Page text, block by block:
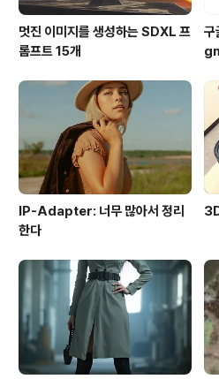
멋진 이미지를 생성하는 SDXL 프
롬프트 15개
구
IP-Adapter: 너무 많아서 정리
한다